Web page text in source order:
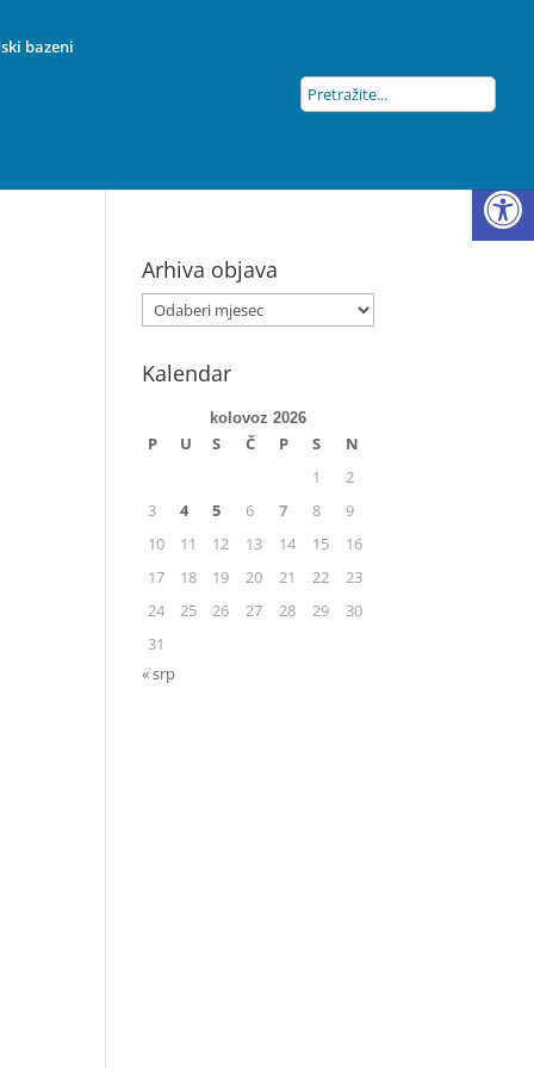
bazeni
Arhiva objava
Kalendar
kolovoz 2026
P U S Č P S
N
1
2
3
4 5 6 7 8
9
10
11 12 13 14 15
16
17
18 19 20 21 22
23
24
25 26 27 28 29
30
31
« srp